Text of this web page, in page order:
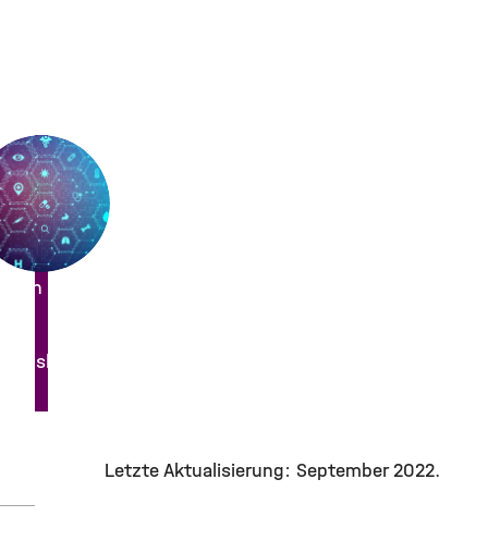
and Translation
Letzte Aktualisierung: September 2022.